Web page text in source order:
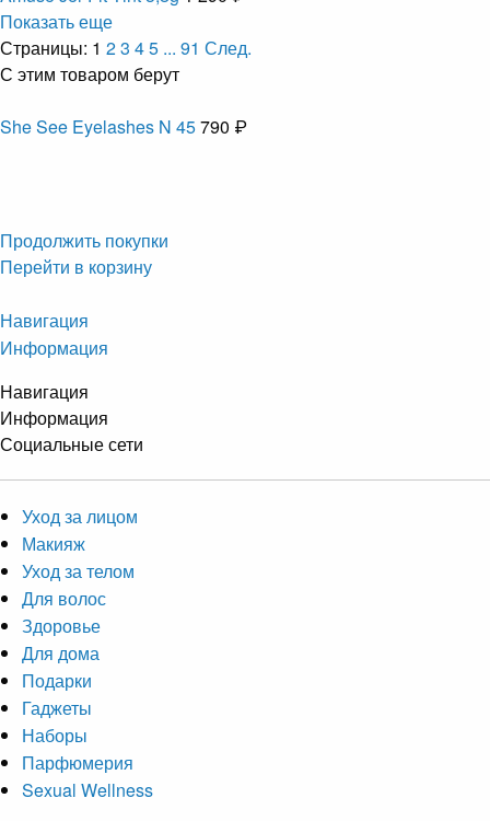
Показать еще
Страницы: 1 23 45 ... 91 След.
С этим товаром берут
She See Eyelashes N 45790 ₽
Продолжить покупки
Перейти в корзину
Навигация
Информация
Навигация
Информация
Социальные сети
Уход за лицом
Макияж
Уход за телом
Для волос
Здоровье
Для дома
Подарки
Гаджеты
Наборы
Парфюмерия
Sexual Wellness